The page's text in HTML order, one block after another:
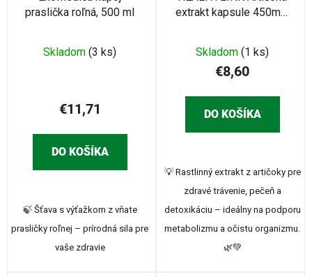
praslička roľná, 500 ml
Skladom (3 ks)
€11,71
DO KOŠÍKA
🍃 Šťava s výťažkom z vňate
prasličky roľnej – prírodná sila pre
vaše zdravie
extrakt kapsule 450mg,
Skladom (1 ks)
€8,60
DO KOŠÍKA
💡 Rastlinný extrakt z artičoky pre
zdravé trávenie, pečeň a
detoxikáciu – ideálny na podporu
metabolizmu a očistu organizmu.
🌿💚